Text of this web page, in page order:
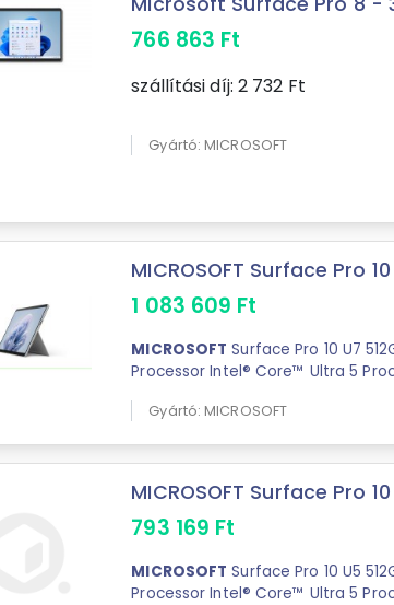
766 863 Ft
szállítási díj: 2 732 Ft
Gyártó: MICROSOFT
MICROSOFT Surface Pro
1 083 609 Ft
MICROSOFT Surface Pro 10 U7
Processor Intel® Core™ Ultra 5
Gyártó: MICROSOFT
MICROSOFT Surface Pro
793 169 Ft
MICROSOFT Surface Pro 10 U5
Processor Intel® Core™ Ultra 5